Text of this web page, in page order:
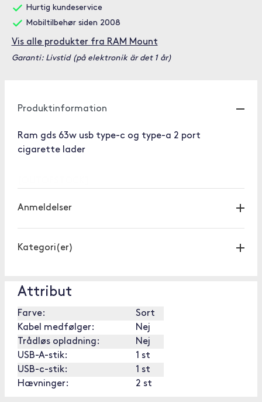
Hurtig kundeservice
Mobiltilbehør siden 2008
Vis alle produkter fra RAM Mount
Garanti: Livstid (på elektronik är det 1 år)
Produktinformation
Ram gds 63w usb type-c og type-a 2 port
cigarette lader
Anmeldelser
Kategori(er)
Attribut
Farve:
Sort
Kabel medfølger:
Nej
Trådløs opladning:
Nej
USB-A-stik:
1 st
USB-c-stik:
1 st
Hævninger:
2 st